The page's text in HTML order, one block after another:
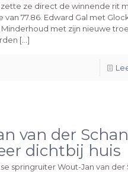
ze direct de winnende rit
77.86. Edward Gal met
met zijn nieuwe
[…]
van der
dichtbij huis
springruiter Wout-Jan van der